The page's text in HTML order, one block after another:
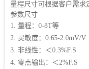
量程尺寸可根据客户需求
参数尺寸
1. 量程：0-8T等
2. 灵敏度：0.65-2.0mV/V
3. 非线性：＜0.3%F.S
4. 零点输出：＜2%F.S